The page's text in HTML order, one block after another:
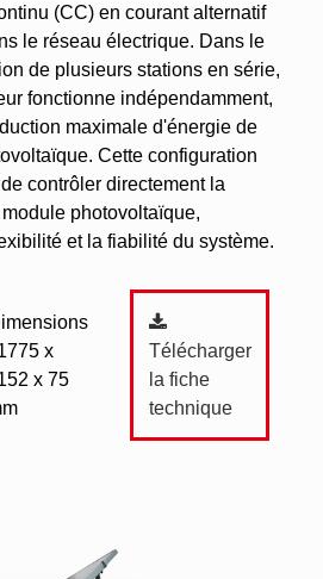
(CC) en courant alternatif
le réseau électrique. Dans le
de plusieurs stations en série,
fonctionne indépendamment,
maximale d'énergie de
Cette configuration
contrôler directement la
photovoltaïque,
et la fiabilité du système.
x
x 75
Télécharger
la fiche
technique